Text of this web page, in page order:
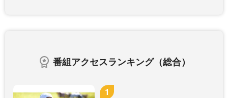
番組アクセスランキング（総合）